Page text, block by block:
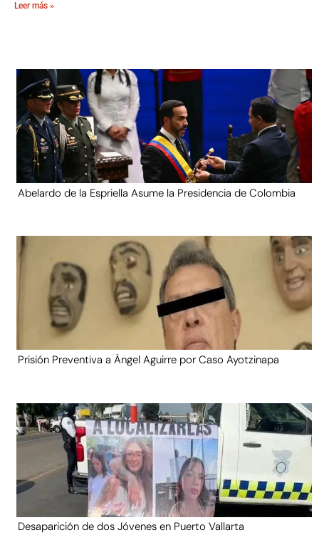
Leer más »
Abelardo de la Espriella Asume la Presidencia de Colombia
Prisión Preventiva a Ángel Aguirre por Caso Ayotzinapa
Desaparición de dos Jóvenes en Puerto Vallarta